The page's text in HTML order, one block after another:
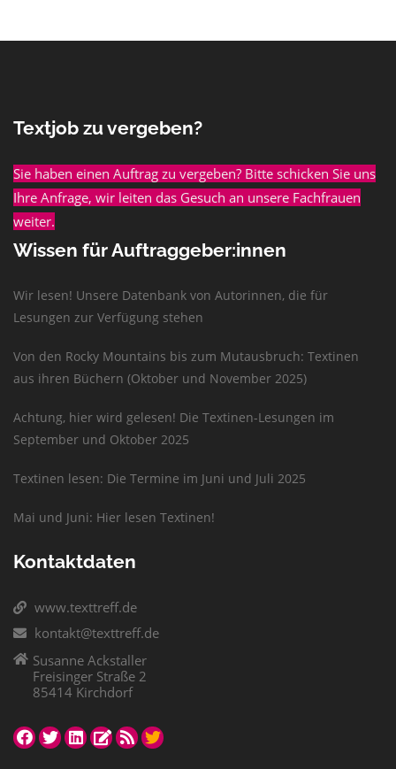
Textjob zu vergeben?
Sie haben einen Auftrag zu vergeben? Bitte schicken Sie uns
Ihre Anfrage, wir leiten das Gesuch an unsere Fachfrauen
weiter.
Wissen für Auftraggeber:innen
Wir lesen! Unsere Datenbank von Autorinnen, die für
Lesungen zur Verfügung stehen
Von den Rocky Mountains bis zum Mutausbruch: Textinen
aus ihren Büchern (Oktober und November 2025)
Achtung, hier wird gelesen! Die Textinen-Lesungen im
September und Oktober 2025
Textinen lesen: Die Termine im Juni und Juli 2025
Mai und Juni: Hier lesen Textinen!
Kontaktdaten
www.texttreff.de
kontakt@texttreff.de
Susanne Ackstaller
Freisinger Straße 2
85414 Kirchdorf